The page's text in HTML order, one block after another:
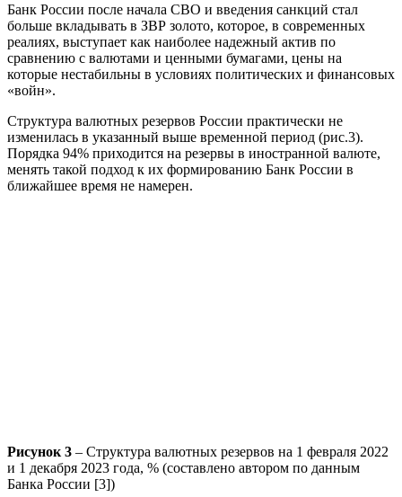
Банк России после начала СВО и введения санкций стал
больше вкладывать в ЗВР золото, которое, в современных
реалиях, выступает как наиболее надежный актив по
сравнению с валютами и ценными бумагами, цены на
которые нестабильны в условиях политических и финансовых
«войн».
Структура валютных резервов России практически не
изменилась в указанный выше временной период (рис.3).
Порядка 94% приходится на резервы в иностранной валюте,
менять такой подход к их формированию Банк России в
ближайшее время не намерен.
Рисунок 3 – Структура валютных резервов на 1 февраля 2022
и 1 декабря 2023 года, % (составлено автором по данным
Банка России [3])